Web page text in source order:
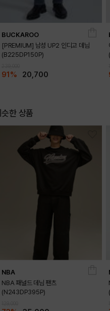
BUCKAROO
[PREMIUM] 남성 UP2 인디고 데님
(B225DP150P)
91% 20,700
한 상품
NBA
NBA 패널드 데님 팬츠
(N243DP395P)